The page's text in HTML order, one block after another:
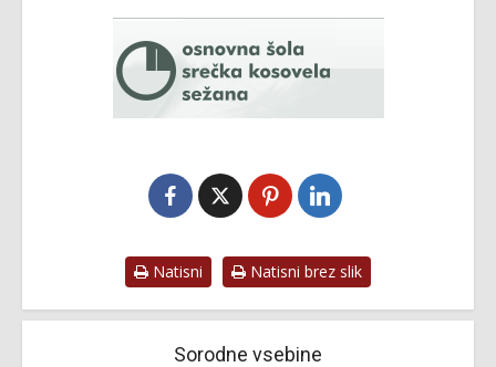
Natisni Natisni brez slik
Sorodne vsebine